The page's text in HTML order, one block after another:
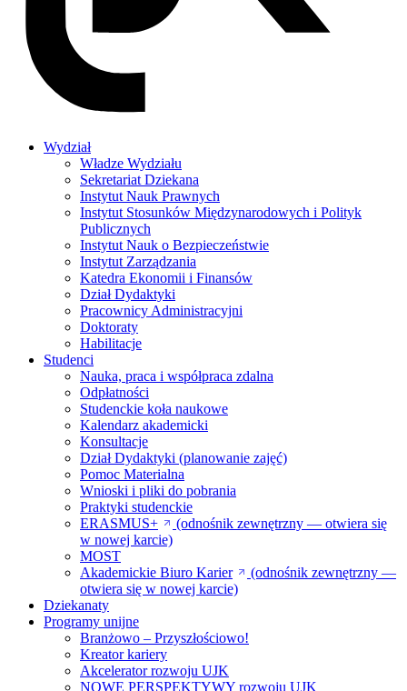
Wydział
Władze Wydziału
Sekretariat Dziekana
Instytut Nauk Prawnych
Instytut Stosunków Międzynarodowych i Polityk
Publicznych
Instytut Nauk o Bezpieczeństwie
Instytut Zarządzania
Katedra Ekonomii i Finansów
Dział Dydaktyki
Pracownicy Administracyjni
Doktoraty
Habilitacje
Studenci
Nauka, praca i współpraca zdalna
Odpłatności
Studenckie koła naukowe
Kalendarz akademicki
Konsultacje
Dział Dydaktyki (planowanie zajęć)
Pomoc Materialna
Wnioski i pliki do pobrania
Praktyki studenckie
ERASMUS+
(odnośnik zewnętrzny — otwiera się
w nowej karcie)
MOST
Akademickie Biuro Karier
(odnośnik zewnętrzny —
otwiera się w nowej karcie)
Dziekanaty
Programy unijne
Branżowo – Przyszłościowo!
Kreator kariery
Akcelerator rozwoju UJK
NOWE PERSPEKTYWY rozwoju UJK